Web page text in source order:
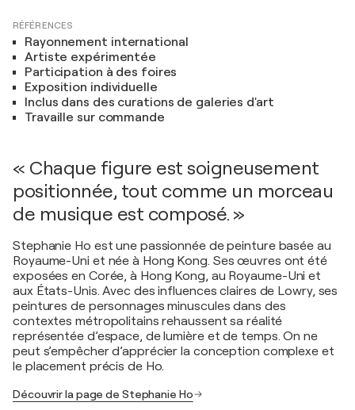
RÉFÉRENCES
Rayonnement international
Artiste expérimentée
Participation à des foires
Exposition individuelle
Inclus dans des curations de galeries d'art
Travaille sur commande
« Chaque figure est soigneusement
positionnée, tout comme un morceau
de musique est composé. »
Stephanie Ho est une passionnée de peinture basée au
Royaume-Uni et née à Hong Kong. Ses œuvres ont été
exposées en Corée, à Hong Kong, au Royaume-Uni et
aux États-Unis. Avec des influences claires de Lowry, ses
peintures de personnages minuscules dans des
contextes métropolitains rehaussent sa réalité
représentée d’espace, de lumière et de temps. On ne
peut s’empêcher d’apprécier la conception complexe et
le placement précis de Ho.
Découvrir la page de Stephanie Ho